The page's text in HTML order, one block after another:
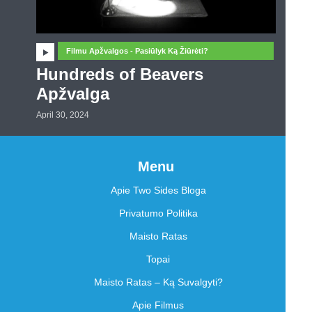
Filmu Apžvalgos - Pasiūlyk Ką Žiūrėti?
Hundreds of Beavers
Apžvalga
April 30, 2024
Menu
Apie Two Sides Bloga
Privatumo Politika
Maisto Ratas
Topai
Maisto Ratas – Ką Suvalgyti?
Apie Filmus